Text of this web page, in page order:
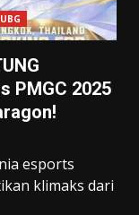
PMGC 2025
esports
klimaks dari